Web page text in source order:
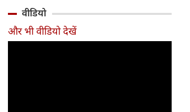
फिल्म सर्टिफिकेशन (CBFC) से हरी
झंडी मिल गई है।
वीडियो
और भी वीडियो देखें